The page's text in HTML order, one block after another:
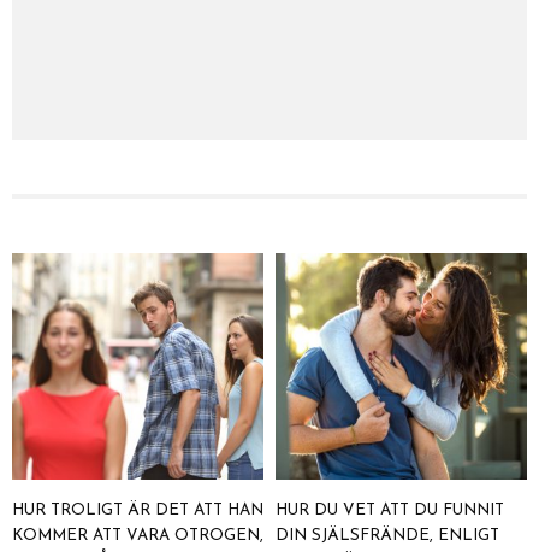
HUR TROLIGT ÄR DET ATT HAN
KOMMER ATT VARA OTROGEN,
HUR DU VET ATT DU FUNNIT
DIN SJÄLSFRÄNDE, ENLIGT